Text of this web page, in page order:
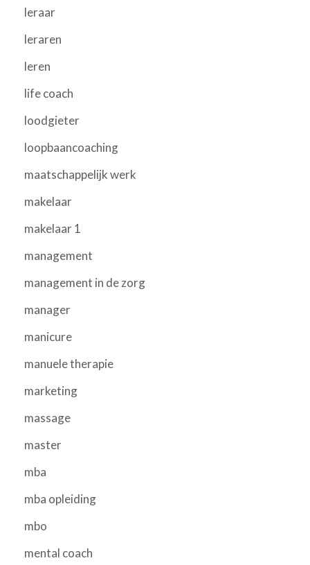
leraar
leraren
leren
life coach
loodgieter
loopbaancoaching
maatschappelijk werk
makelaar
makelaar 1
management
management in de zorg
manager
manicure
manuele therapie
marketing
massage
master
mba
mba opleiding
mbo
mental coach